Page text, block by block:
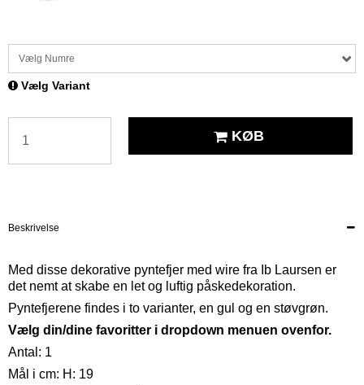
Vælg Numre
Vælg Variant
KØB
Beskrivelse
Med disse dekorative pyntefjer med wire fra Ib Laursen er
det nemt at skabe en let og luftig påskedekoration.
Pyntefjerene findes i to varianter, en gul og en støvgrøn.
Vælg din/dine favoritter i dropdown menuen ovenfor.
Antal: 1
Mål i cm: H: 19